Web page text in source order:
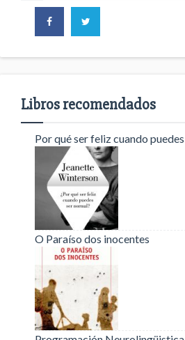
Libros recomendados
Por qué ser feliz cuando
O Paraíso dos inocentes